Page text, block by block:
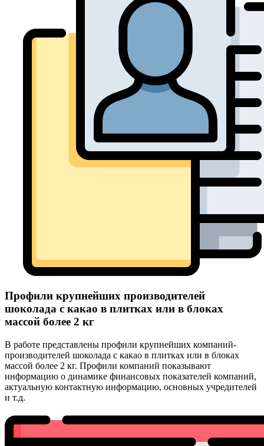
Профили крупнейших производителей
шоколада с какао в плитках или в блоках
массой более 2 кг
В работе представлены профили крупнейших компаний-
производителей шоколада с какао в плитках или в блоках
массой более 2 кг. Профили компаний показывают
информацию о динамике финансовых показателей компаний,
актуальную контактную информацию, основных учредителей
и т.д.